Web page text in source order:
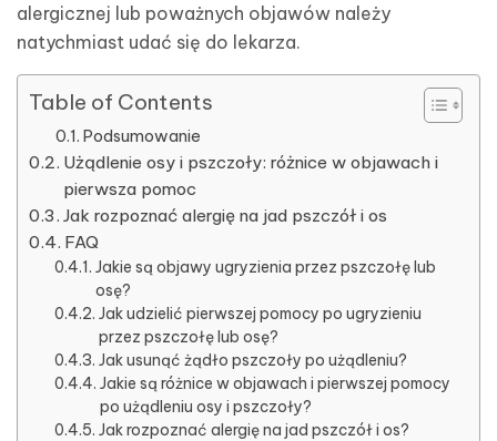
alergicznej lub poważnych objawów należy
natychmiast udać się do lekarza.
Table of Contents
Podsumowanie
Użądlenie osy i pszczoły: różnice w objawach i
pierwsza pomoc
Jak rozpoznać alergię na jad pszczół i os
FAQ
Jakie są objawy ugryzienia przez pszczołę lub
osę?
Jak udzielić pierwszej pomocy po ugryzieniu
przez pszczołę lub osę?
Jak usunąć żądło pszczoły po użądleniu?
Jakie są różnice w objawach i pierwszej pomocy
po użądleniu osy i pszczoły?
Jak rozpoznać alergię na jad pszczół i os?